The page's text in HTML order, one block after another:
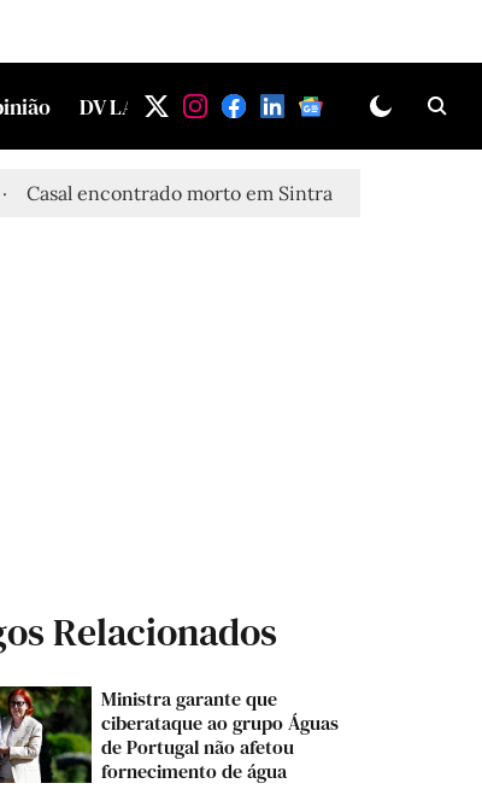
DV LAB
encontrado morto em Sintra Três feridos
Relacionados
Ministra garante que
ciberataque ao grupo Águas
de Portugal não afetou
fornecimento de água